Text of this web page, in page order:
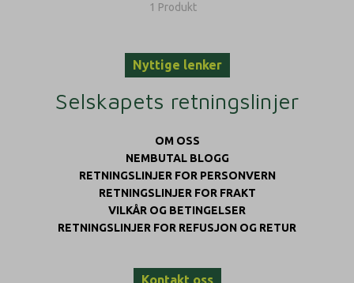
1 Produkt
Nyttige lenker
Selskapets retningslinjer
OM OSS
NEMBUTAL BLOGG
RETNINGSLINJER FOR PERSONVERN
RETNINGSLINJER FOR FRAKT
VILKÅR OG BETINGELSER
RETNINGSLINJER FOR REFUSJON OG RETUR
Kontakt oss